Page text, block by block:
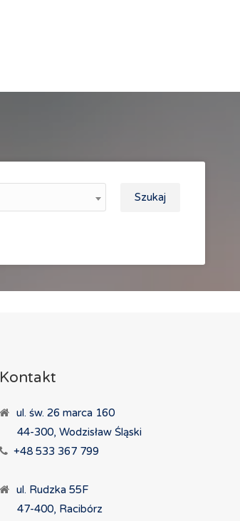
Szukaj
Kontakt
ul. św. 26 marca 160
44-300, Wodzisław Śląski
+48 533 367 799
ul. Rudzka 55F
47-400, Racibórz